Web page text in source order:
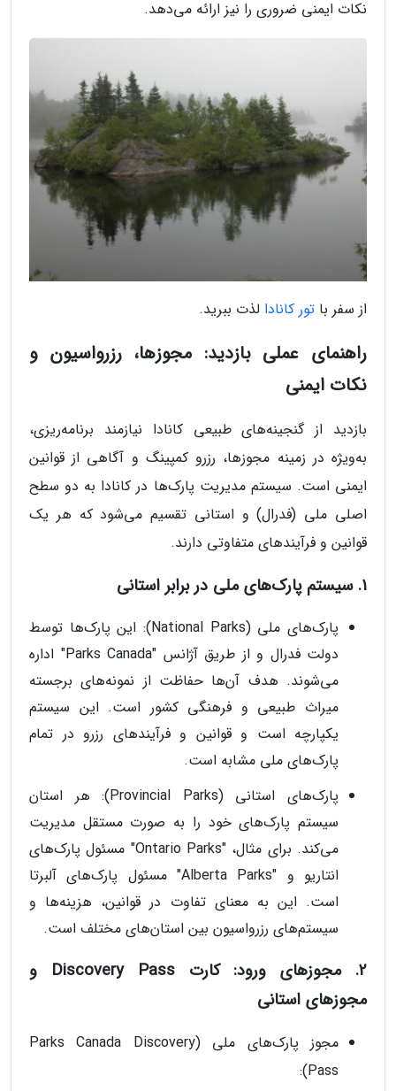
نکات ایمنی ضروری را نیز ارائه می‌دهد.
از سفر با تور کانادا لذت ببرید.
راهنمای عملی بازدید: مجوزها، رزرواسیون و
نکات ایمنی
بازدید از گنجینه‌های طبیعی کانادا نیازمند برنامه‌ریزی،
به‌ویژه در زمینه مجوزها، رزرو کمپینگ و آگاهی از قوانین
ایمنی است. سیستم مدیریت پارک‌ها در کانادا به دو سطح
اصلی ملی (فدرال) و استانی تقسیم می‌شود که هر یک
قوانین و فرآیندهای متفاوتی دارند.
1. سیستم پارک‌های ملی در برابر استانی
پارک‌های ملی (National Parks): این پارک‌ها توسط
دولت فدرال و از طریق آژانس "Parks Canada" اداره
می‌شوند. هدف آن‌ها حفاظت از نمونه‌های برجسته
میراث طبیعی و فرهنگی کشور است. این سیستم
یکپارچه است و قوانین و فرآیندهای رزرو در تمام
پارک‌های ملی مشابه است.
پارک‌های استانی (Provincial Parks): هر استان
سیستم پارک‌های خود را به صورت مستقل مدیریت
می‌کند. برای مثال، "Ontario Parks" مسئول پارک‌های
انتاریو و "Alberta Parks" مسئول پارک‌های آلبرتا
است. این به معنای تفاوت در قوانین، هزینه‌ها و
سیستم‌های رزرواسیون بین استان‌های مختلف است.
2. مجوزهای ورود: کارت Discovery Pass و
مجوزهای استانی
مجوز پارک‌های ملی (Parks Canada Discovery
Pass):